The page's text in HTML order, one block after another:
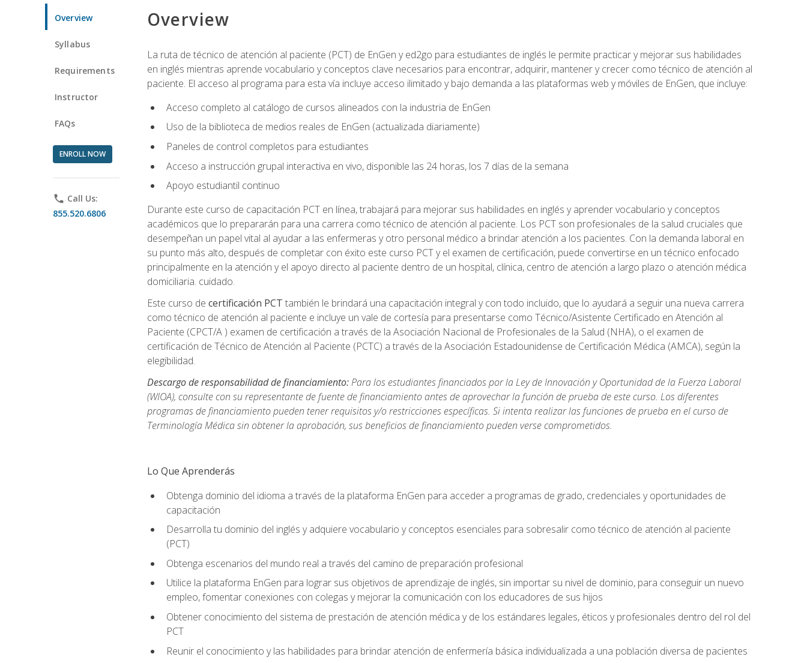
Overview
Syllabus
Requirements
Instructor
FAQs
ENROLL NOW
phone Call Us:
855.520.6806
Overview
La ruta de técnico de atención al paciente (PCT) de EnGen y ed2go para estudiantes de inglés le permite practicar y mejorar sus habilidades
en inglés mientras aprende vocabulario y conceptos clave necesarios para encontrar, adquirir, mantener y crecer como técnico de atención al
paciente. El acceso al programa para esta vía incluye acceso ilimitado y bajo demanda a las plataformas web y móviles de EnGen, que incluye:
Acceso completo al catálogo de cursos alineados con la industria de EnGen
Uso de la biblioteca de medios reales de EnGen (actualizada diariamente)
Paneles de control completos para estudiantes
Acceso a instrucción grupal interactiva en vivo, disponible las 24 horas, los 7 días de la semana
Apoyo estudiantil continuo
Durante este curso de capacitación PCT en línea, trabajará para mejorar sus habilidades en inglés y aprender vocabulario y conceptos
académicos que lo prepararán para una carrera como técnico de atención al paciente. Los PCT son profesionales de la salud cruciales que
desempeñan un papel vital al ayudar a las enfermeras y otro personal médico a brindar atención a los pacientes. Con la demanda laboral en
su punto más alto, después de completar con éxito este curso PCT y el examen de certificación, puede convertirse en un técnico enfocado
principalmente en la atención y el apoyo directo al paciente dentro de un hospital, clínica, centro de atención a largo plazo o atención médica
domiciliaria. cuidado.
Este curso de certificación PCT también le brindará una capacitación integral y con todo incluido, que lo ayudará a seguir una nueva carrera
como técnico de atención al paciente e incluye un vale de cortesía para presentarse como Técnico/Asistente Certificado en Atención al
Paciente (CPCT/A ) examen de certificación a través de la Asociación Nacional de Profesionales de la Salud (NHA), o el examen de
certificación de Técnico de Atención al Paciente (PCTC) a través de la Asociación Estadounidense de Certificación Médica (AMCA), según la
elegibilidad.
Descargo de responsabilidad de financiamiento:Para los estudiantes financiados por la Ley de Innovación y Oportunidad de la Fuerza Laboral
(WIOA), consulte con su representante de fuente de financiamiento antes de aprovechar la función de prueba de este curso. Los diferentes
programas de financiamiento pueden tener requisitos y/o restricciones específicas. Si intenta realizar las funciones de prueba en el curso de
Terminología Médica sin obtener la aprobación, sus beneficios de financiamiento pueden verse comprometidos.
Lo Que Aprenderás
Obtenga dominio del idioma a través de la plataforma EnGen para acceder a programas de grado, credenciales y oportunidades de
capacitación
Desarrolla tu dominio del inglés y adquiere vocabulario y conceptos esenciales para sobresalir como técnico de atención al paciente
(PCT)
Obtenga escenarios del mundo real a través del camino de preparación profesional
Utilice la plataforma EnGen para lograr sus objetivos de aprendizaje de inglés, sin importar su nivel de dominio, para conseguir un nuevo
empleo, fomentar conexiones con colegas y mejorar la comunicación con los educadores de sus hijos
Obtener conocimiento del sistema de prestación de atención médica y de los estándares legales, éticos y profesionales dentro del rol del
PCT
Reunir el conocimiento y las habilidades para brindar atención de enfermería básica individualizada a una población diversa de pacientes